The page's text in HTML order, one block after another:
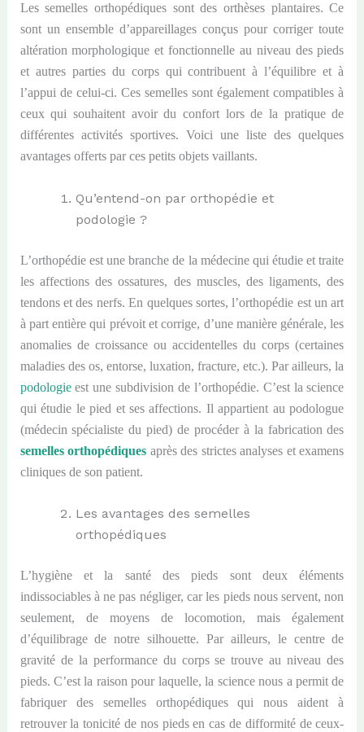
Les semelles orthopédiques sont des orthèses plantaires. Ce
sont un ensemble d’appareillages conçus pour corriger toute
altération morphologique et fonctionnelle au niveau des pieds
et autres parties du corps qui contribuent à l’équilibre et à
l’appui de celui-ci. Ces semelles sont également compatibles à
ceux qui souhaitent avoir du confort lors de la pratique de
différentes activités sportives. Voici une liste des quelques
avantages offerts par ces petits objets vaillants.
Qu’entend-on par orthopédie et
podologie ?
L’orthopédie est une branche de la médecine qui étudie et traite
les affections des ossatures, des muscles, des ligaments, des
tendons et des nerfs. En quelques sortes, l’orthopédie est un art
à part entière qui prévoit et corrige, d’une manière générale, les
anomalies de croissance ou accidentelles du corps (certaines
maladies des os, entorse, luxation, fracture, etc.). Par ailleurs, la
podologieest une subdivision de l’orthopédie. C’est la science
qui étudie le pied et ses affections. Il appartient au podologue
(médecin spécialiste du pied) de procéder à la fabrication des
semelles orthopédiques après des strictes analyses et examens
cliniques de son patient.
Les avantages des semelles
orthopédiques
L’hygiène et la santé des pieds sont deux éléments
indissociables à ne pas négliger, car les pieds nous servent, non
seulement, de moyens de locomotion, mais également
d’équilibrage de notre silhouette. Par ailleurs, le centre de
gravité de la performance du corps se trouve au niveau des
pieds. C’est la raison pour laquelle, la science nous a permit de
fabriquer des semelles orthopédiques qui nous aident à
retrouver la tonicité de nos pieds en cas de difformité de ceux-